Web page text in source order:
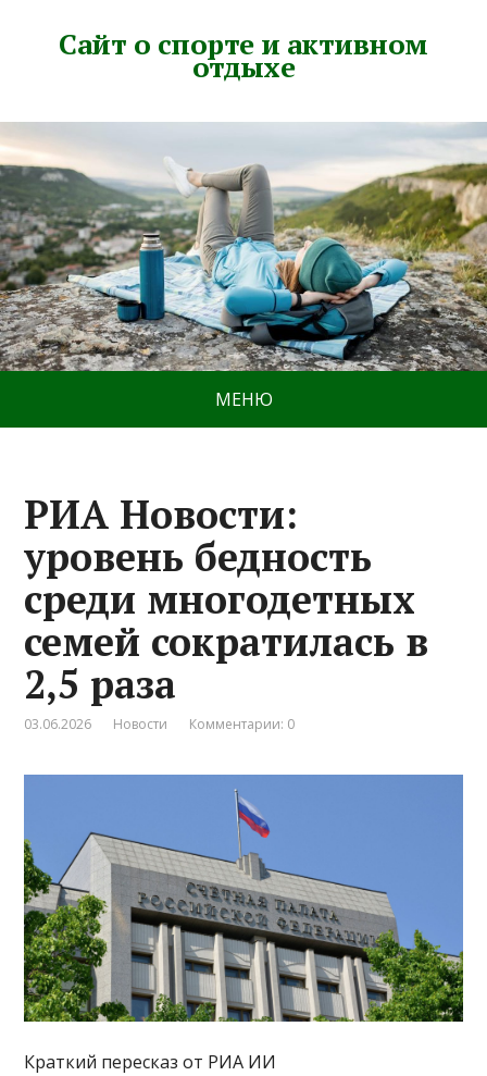
Сайт о спорте и активном
отдыхе
МЕНЮ
РИА Новости:
уровень бедность
среди многодетных
семей сократилась в
2,5 раза
03.06.2026 Новости Комментарии: 0
Краткий пересказ от РИА ИИ